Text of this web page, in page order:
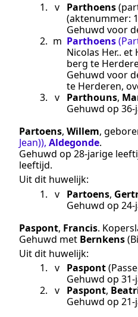
1. v Parthoens
(aktenummer:
Gehuwd voor
2. m Parthoens
Nicolas Her.. et
berg te
Gehuwd voor
te Herderen,
3. v Parthouns,
Gehuwd op
Partoens, Willem,
Jean)), Aldegonde.
Gehuwd op 28-jarige
leeftijd.
Uit dit huwelijk:
1. v Partoens,
Gehuwd op
Paspont, Francis.
Gehuwd met Bernkens
Uit dit huwelijk:
1. v Paspont
Gehuwd op
2. v Paspont,
Gehuwd op